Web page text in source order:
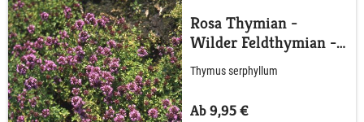
Rosa Thymian -
Wilder Feldthymian -
3 Stück
Thymus serphyllum
Ab 9,95 €